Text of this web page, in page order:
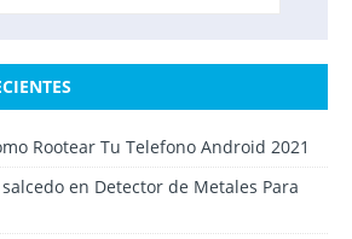
Rootear Tu Telefono Android 2021
en Detector de Metales Para